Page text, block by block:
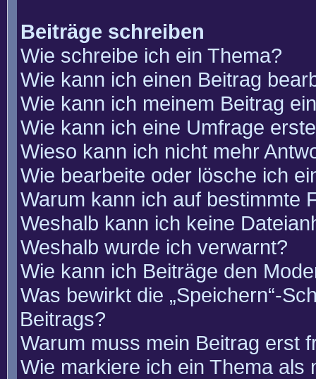
Beiträge schreiben
Wie schreibe ich ein Thema?
Wie kann ich einen Beitrag
Wie kann ich meinem Beitrag
Wie kann ich eine Umfrage
Wieso kann ich nicht mehr
Wie bearbeite oder lösche ich
Warum kann ich auf bestimmte
Weshalb kann ich keine
Weshalb wurde ich verwarnt?
Wie kann ich Beiträge den
Was bewirkt die „Speichern“-
Beitrags?
Warum muss mein Beitrag erst
Wie markiere ich ein Thema als